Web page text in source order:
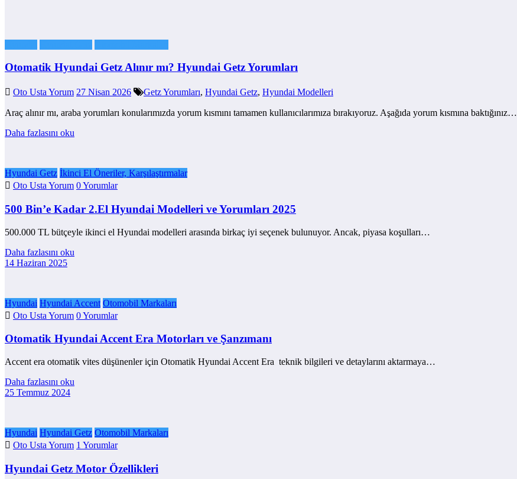
Otomatik Hyundai Getz Alınır mı? Hyundai Getz Yorumları
Oto Usta Yorum 27 Nisan 2026 Getz Yorumları, Hyundai Getz, Hyundai Modelleri
Araç alınır mı, araba yorumları konularımızda yorum kısmını tamamen kullanıcılarımıza bırakıyoruz. Aşağıda yorum kısmına baktığınız…
Daha fazlasını oku
Hyundai Getz İkinci El Öneriler, Karşılaştırmalar
Oto Usta Yorum 0 Yorumlar
500 Bin’e Kadar 2.El Hyundai Modelleri ve Yorumları 2025
500.000 TL bütçeyle ikinci el Hyundai modelleri arasında birkaç iyi seçenek bulunuyor. Ancak, piyasa koşulları…
Daha fazlasını oku
14 Haziran 2025
Hyundai Hyundai Accent Otomobil Markaları
Oto Usta Yorum 0 Yorumlar
Otomatik Hyundai Accent Era Motorları ve Şanzımanı
Accent era otomatik vites düşünenler için Otomatik Hyundai Accent Era teknik bilgileri ve detaylarını aktarmaya…
Daha fazlasını oku
25 Temmuz 2024
Hyundai Hyundai Getz Otomobil Markaları
Oto Usta Yorum 1 Yorumlar
Hyundai Getz Motor Özellikleri